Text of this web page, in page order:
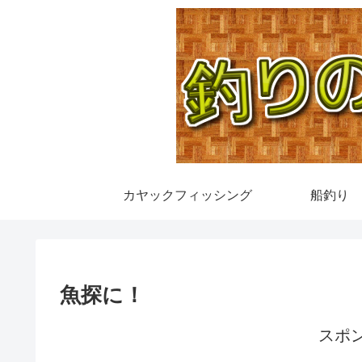
カヤックフィッシング 船釣り
魚探に！
スポ